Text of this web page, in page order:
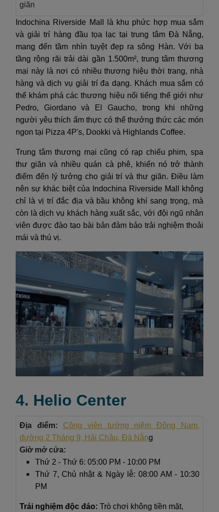
giãn
Indochina Riverside Mall là khu phức hợp mua sắm
và giải trí hàng đầu tọa lạc tại trung tâm Đà Nẵng,
mang đến tầm nhìn tuyệt đẹp ra sông Hàn. Với ba
tầng rộng rãi trải dài gần 1.500m², trung tâm thương
mại này là nơi có nhiều thương hiệu thời trang, nhà
hàng và dịch vụ giải trí đa dạng. Khách mua sắm có
thể khám phá các thương hiệu nổi tiếng thế giới như
Pedro, Giordano và El Gaucho, trong khi những
người yêu thích ẩm thực có thể thưởng thức các món
ngon tại Pizza 4P's, Dookki và Highlands Coffee.
Trung tâm thương mại cũng có rạp chiếu phim, spa
thư giãn và nhiều quán cà phê, khiến nó trở thành
điểm đến lý tưởng cho giải trí và thư giãn. Điều làm
nên sự khác biệt của Indochina Riverside Mall không
chỉ là vị trí đắc địa và bầu không khí sang trọng, mà
còn là dịch vụ khách hàng xuất sắc, với đội ngũ nhân
viên được đào tạo bài bản đảm bảo trải nghiệm thoải
mái và thú vị.
4. Helio Center
Địa điểm:
Công viên tưởng niệm Đông Nam,
đường 2 Tháng 9, Hải Châu, Đà Nẵng
Giờ mở cửa:
Thứ 2 - Thứ 6: 05:00 PM - 10:00 PM
Thứ 7, Chủ nhật & Ngày lễ: 08:00 AM - 10:30
PM
Trải nghiệm độc đáo: Trò chơi không tiền mặt,